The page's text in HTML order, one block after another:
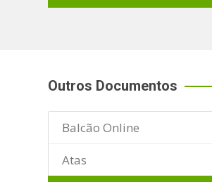
Outros Documentos
Balcão Online
Atas